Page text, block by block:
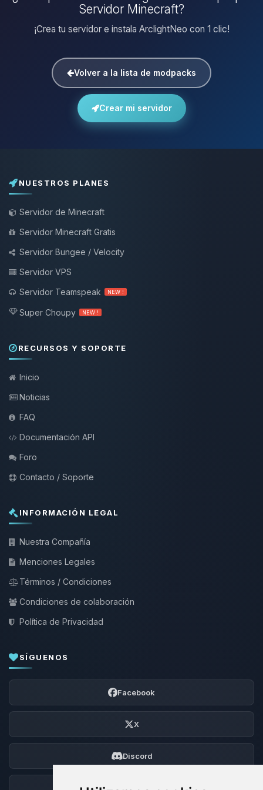
Servidor Minecraft?
¡Crea tu servidor e instala ArclightNeo con 1 clic!
Volver a la lista de modpacks
Crear mi servidor
NUESTROS PLANES
Servidor de Minecraft
Servidor Minecraft Gratis
Servidor Bungee / Velocity
Servidor VPS
Servidor Teamspeak
NEW !
Super Choupy NEW !
RECURSOS Y SOPORTE
Inicio
Noticias
FAQ
Documentación API
Foro
Contacto / Soporte
INFORMACIÓN LEGAL
Nuestra Compañía
Menciones Legales
Términos / Condiciones
Condiciones de colaboración
Política de Privacidad
SÍGUENOS
Facebook
X
Discord
Foro